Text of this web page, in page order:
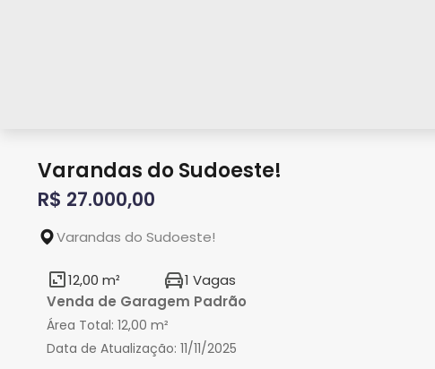
Varandas do Sudoeste!
R$ 27.000,00
Varandas do Sudoeste!
12,00 m²
1 Vagas
Venda de Garagem Padrão
Área Total: 12,00 m²
Data de Atualização: 11/11/2025